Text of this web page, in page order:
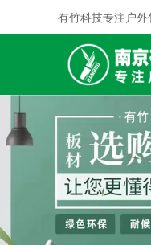
有竹科技专注户